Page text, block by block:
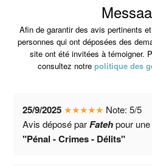
Afin de garantir des avis pertinents
personnes qui ont déposées des
site ont été invitées à témoigner.
consultez notrepolitique des
25/9/2025 ★★★★★ Note:5/5
Avis déposé parFatehpour
"Pénal - Crimes - Délits"